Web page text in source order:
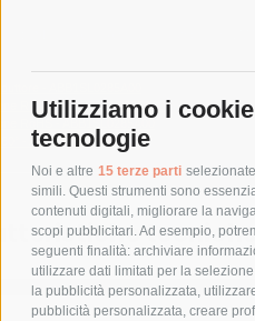
Utilizziamo i
tecnologie
Noi e altre 15 terze parti
simili. Questi strumenti sono
contenuti digitali, migliorare la
scopi pubblicitari. Ad esempio,
seguenti finalità: archiviare
utilizzare dati limitati per la
la pubblicità personalizzata,
pubblicità personalizzata, creare
REACH - ABB1SL0285A00
- ABB1SL0285A00